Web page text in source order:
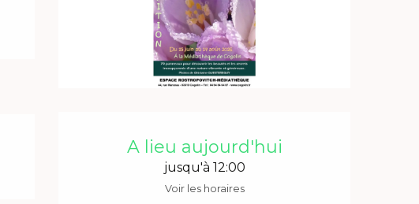
Ouverture et
A lieu aujourd'hui
jusqu'à 12:00
Voir les horaires